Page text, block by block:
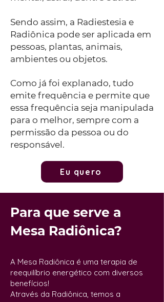
Sendo assim, a Radiestesia e
Radiônica pode ser aplicada em
pessoas, plantas, animais,
ambientes ou objetos.
Como já foi explanado, tudo
emite frequência e permite que
essa frequência seja manipulada
para o melhor, sempre com a
permissão da pessoa ou do
responsável.
Eu quero
Para que serve a
Mesa Radiônica?
A Mesa Radiônica é uma terapia de
reequilíbrio energético com diversos
benefícios!
Através da Radiônica, temos a